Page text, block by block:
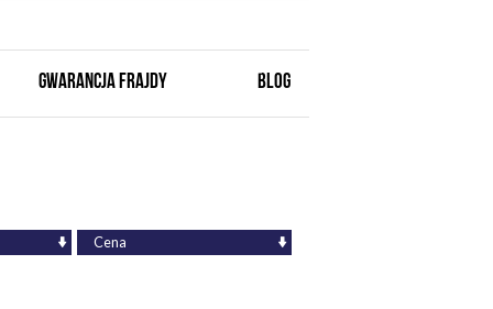
GWARANCJA FRAJDY BLOG
Cena